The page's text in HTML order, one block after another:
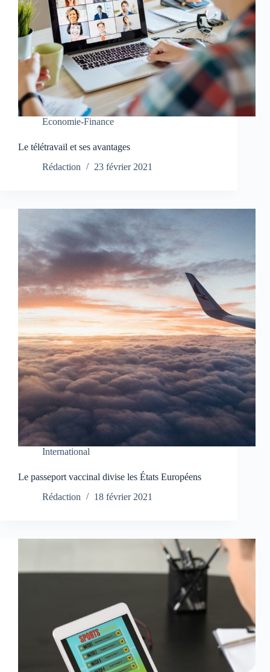
Economie-Finance
Le télétravail et ses avantages
Rédaction
23 février 2021
International
Le passeport vaccinal divise les États Européens
Rédaction
18 février 2021